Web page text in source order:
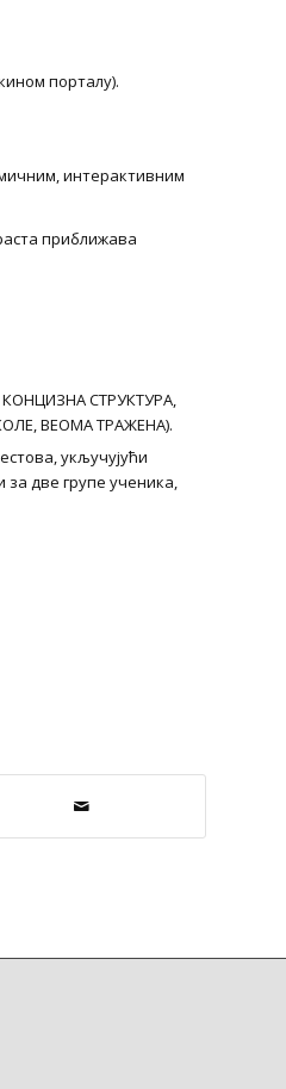
порталу).
интерактивним
приближава
КОНЦИЗНА СТРУКТУРА,
ВЕОМА ТРАЖЕНА).
укључујући
за две групе ученика,